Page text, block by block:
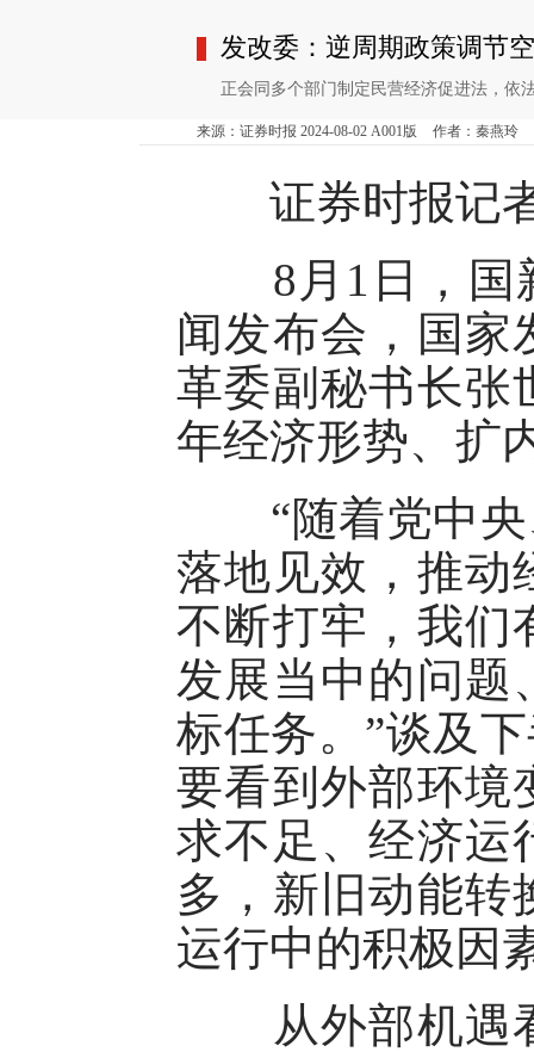
发改委：逆周期政策调节
正会同多个部门制定民营经济促进法，依
来源：证券时报 2024-08-02 A001版 作者：秦燕玲
证券时报记
8月1日，国新
闻发布会，国家
革委副秘书长张
年经济形势、扩
“随着党中央
落地见效，推动
不断打牢，我们
发展当中的问题
标任务。”谈及
要看到外部环境
求不足、经济运
多，新旧动能转
运行中的积极因
从外部机遇看